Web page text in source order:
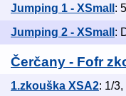
Jumping 1 - XSmall :
Jumping 2 - XSmall :
Čerčany - Fofr
1.zkouška XSA2: 1/